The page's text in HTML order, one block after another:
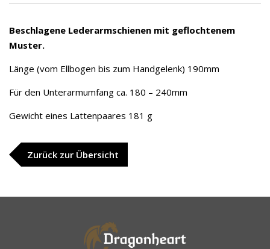
Beschlagene Lederarmschienen mit geflochtenem
Muster.
Länge (vom Ellbogen bis zum Handgelenk) 190mm
Für den Unterarmumfang ca. 180 – 240mm
Gewicht eines Lattenpaares 181 g
Zurück zur Übersicht